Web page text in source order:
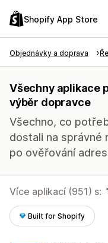
Shopify App Store
Objednávky a doprava
Všechny aplikace
výběr dopravce
Všechno, co
dostali na správné
po ověřování
Více aplikací (951) s:
Built for Shopify